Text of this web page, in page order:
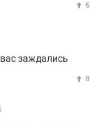
6
заждались
8